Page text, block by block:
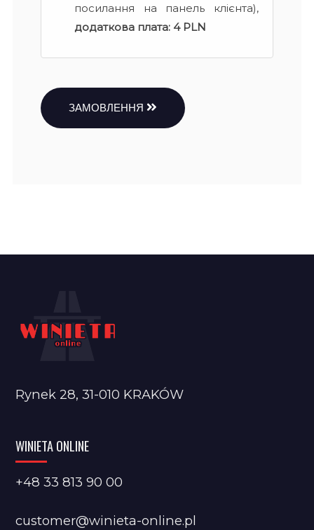
посилання на панель клієнта),
додаткова плата: 4 PLN
ЗАМОВЛЕННЯ
Rynek 28, 31-010 KRAKÓW
WINIETA ONLINE
+48 33 813 90 00
customer@winieta-online.pl